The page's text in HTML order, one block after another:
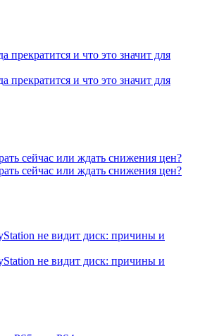
прекратится и что это значит для
прекратится и что это значит для
сейчас или ждать снижения цен?
сейчас или ждать снижения цен?
не видит диск: причины и
не видит диск: причины и